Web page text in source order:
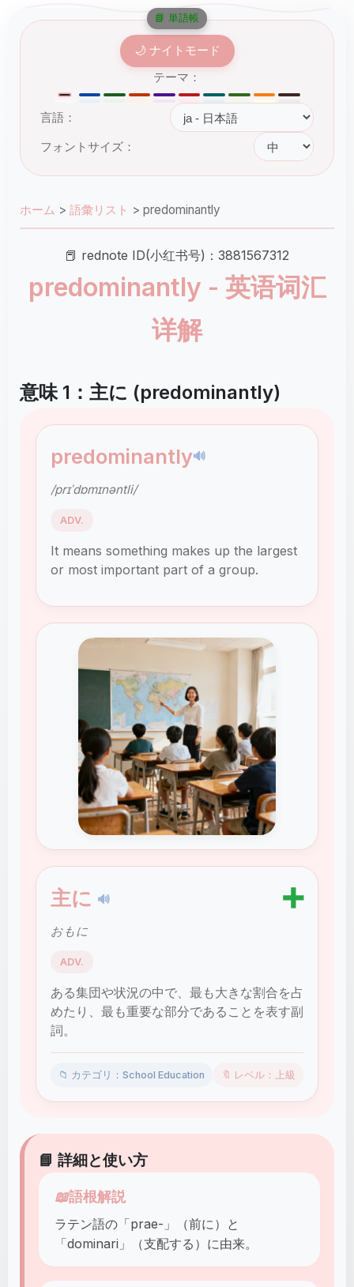
🌙 ナイトモード
テーマ：
言語：
フォントサイズ：
ホーム > 語彙リスト > predominantly
📕 rednote ID(小红书号)：3881567312
predominantly - 英语词汇
详解
意味 1：主に (predominantly)
predominantly🔊
/prɪˈdɒmɪnəntli/
ADV.
It means something makes up the largest
or most important part of a group.
主に 🔊 ➕
おもに
ADV.
ある集団や状況の中で、最も大きな割合を占
めたり、最も重要な部分であることを表す副
詞。
📁 カテゴリ：School Education 🔖 レベル：上級
📘 詳細と使い方
📖語根解説
ラテン語の「prae-」（前に）と
「dominari」（支配する）に由来。
📘 単語帳